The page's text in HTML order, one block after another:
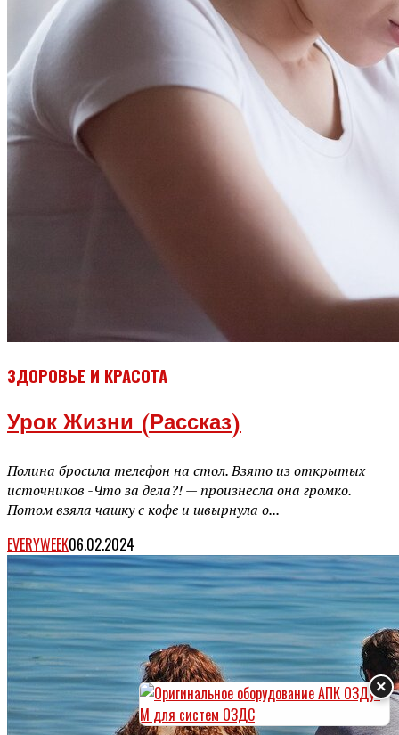
ЗДОРОВЬЕ И КРАСОТА
Урок Жизни (рассказ)
Полина бросила телефон на стол. Взято из открытых
источников -Что за дела?! — произнесла она громко.
Потом взяла чашку с кофе и швырнула о...
EVERYWEEK06.02.2024
×